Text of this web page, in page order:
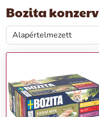
Bozita konzerv